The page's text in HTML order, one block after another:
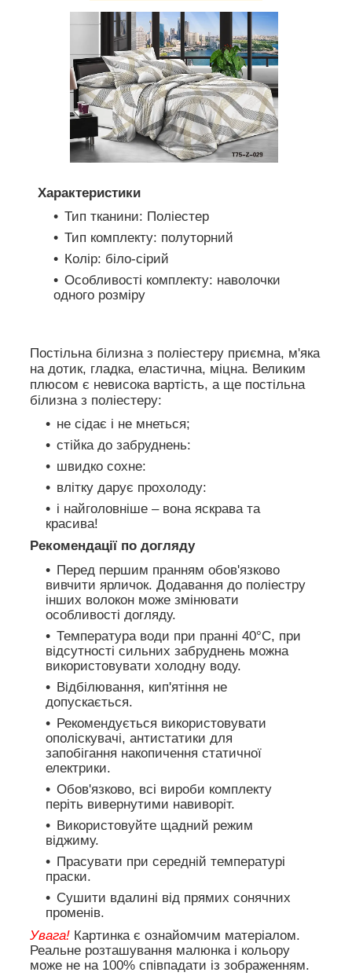
Характеристики
Тип тканини: Поліестер
Тип комплекту: полуторний
Колір: біло-сірий
Особливості комплекту: наволочки
одного розміру
Постільна білизна з поліестеру приємна, м'яка
на дотик, гладка, еластична, міцна. Великим
плюсом є невисока вартість, а ще постільна
білизна з поліестеру:
не сідає і не мнеться;
стійка до забруднень:
швидко сохне:
влітку дарує прохолоду:
і найголовніше – вона яскрава та
красива!
Рекомендації по догляду
Перед першим пранням обов'язково
вивчити ярличок. Додавання до поліестру
інших волокон може змінювати
особливості догляду.
Температура води при пранні 40°C, при
відсутності сильних забруднень можна
використовувати холодну воду.
Відбілювання, кип'ятіння не
допускається.
Рекомендується використовувати
ополіскувачі, антистатики для
запобігання накопичення статичної
електрики.
Обов'язково, всі вироби комплекту
періть вивернутими навиворіт.
Використовуйте щадний режим
віджиму.
Прасувати при середній температурі
праски.
Сушити вдалині від прямих сонячних
променів.
Увага! Картинка є ознайомчим матеріалом.
Реальне розташування малюнка і кольору
може не на 100% співпадати із зображенням.